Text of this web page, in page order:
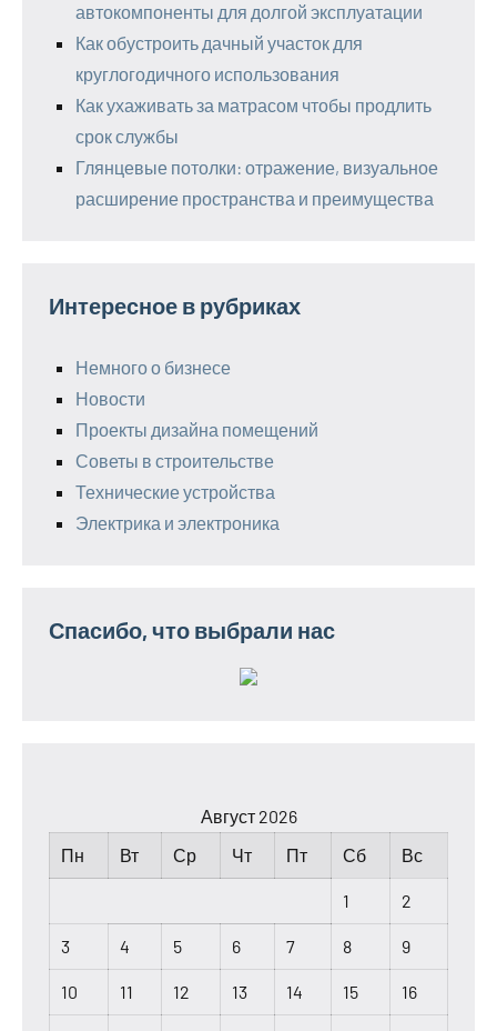
автокомпоненты для долгой эксплуатации
Как обустроить дачный участок для
круглогодичного использования
Как ухаживать за матрасом чтобы продлить
срок службы
Глянцевые потолки: отражение, визуальное
расширение пространства и преимущества
Интересное в рубриках
Немного о бизнесе
Новости
Проекты дизайна помещений
Советы в строительстве
Технические устройства
Электрика и электроника
Спасибо, что выбрали нас
Август 2026
Пн
Вт Ср Чт Пт Сб Вс
1 2
3 4 5 6 7 8 9
10 11 12 13 14 15 16